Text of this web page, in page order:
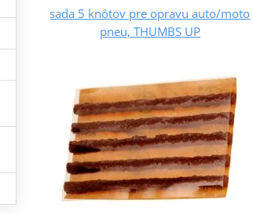
sada 5 knôtov pre opravu auto/moto
pneu, THUMBS UP